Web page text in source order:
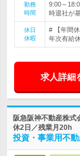
勤務
時間
9:00～
時退社が
休日
休暇
# 【年間
年次有給
求人詳細
阪急阪神不動産株
休2日／残業月20h
投資・事業用不